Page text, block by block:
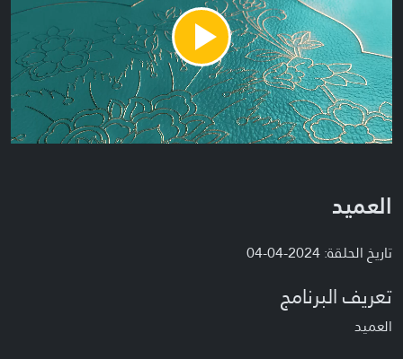
Play
Video
العميد
تاريخ الحلقة: 2024-04-04
تعريف البرنامج
العميد